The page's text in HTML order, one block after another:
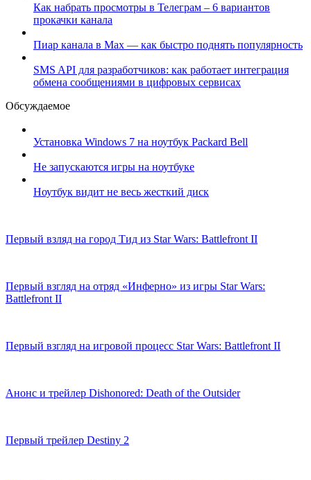
Как набрать просмотры в Телеграм – 6 вариантов
прокачки канала
Пиар канала в Max — как быстро поднять популярность
SMS API для разработчиков: как работает интеграция
обмена сообщениями в цифровых сервисах
Обсуждаемое
Установка Windows 7 на ноутбук Packard Bell
Не запускаются игры на ноутбуке
Ноутбук видит не весь жесткий диск
Первый взляд на город Тид из Star Wars: Battlefront II
Первый взгляд на отряд «Инферно» из игры Star Wars:
Battlefront II
Первый взгляд на игровой процесс Star Wars: Battlefront II
Анонс и трейлер Dishonored: Death of the Outsider
Первый трейлер Destiny 2